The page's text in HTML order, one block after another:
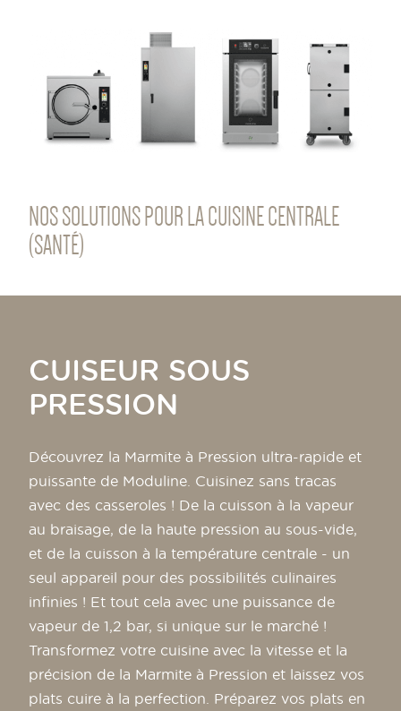
NOS SOLUTIONS POUR LA CUISINE CENTRALE
(SANTÉ)
CUISEUR SOUS
PRESSION
Découvrez la Marmite à Pression ultra-rapide et
puissante de Moduline. Cuisinez sans tracas
avec des casseroles ! De la cuisson à la vapeur
au braisage, de la haute pression au sous-vide,
et de la cuisson à la température centrale - un
seul appareil pour des possibilités culinaires
infinies ! Et tout cela avec une puissance de
vapeur de 1,2 bar, si unique sur le marché !
Transformez votre cuisine avec la vitesse et la
précision de la Marmite à Pression et laissez vos
plats cuire à la perfection. Préparez vos plats en